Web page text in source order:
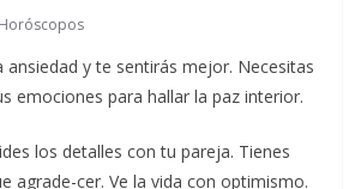
Horóscopos
ansiedad y te sentirás mejor. Necesitas
emociones para hallar la paz interior.
los detalles con tu pareja. Tienes
agrade-cer. Ve la vida con optimismo.